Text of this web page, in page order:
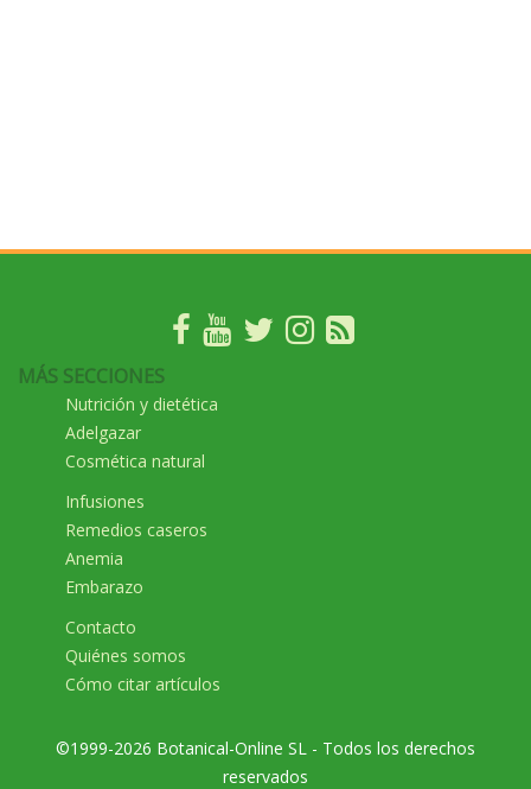
MÁS SECCIONES
Nutrición y dietética
Adelgazar
Cosmética natural
Infusiones
Remedios caseros
Anemia
Embarazo
Contacto
Quiénes somos
Cómo citar artículos
©1999-2026 Botanical-Online SL - Todos los derechos
reservados